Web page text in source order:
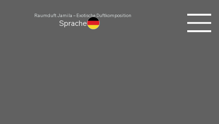
Sprache
Raumduft Jamila – Exotische Duftkomposition